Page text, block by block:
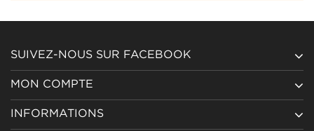
SUIVEZ-NOUS SUR FACEBOOK
MON COMPTE
INFORMATIONS